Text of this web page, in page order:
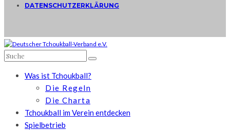
DATENSCHUTZERKLÄRUNG
Was ist Tchoukball?
Die Regeln
Die Charta
Tchoukball im Verein entdecken
Spielbetrieb